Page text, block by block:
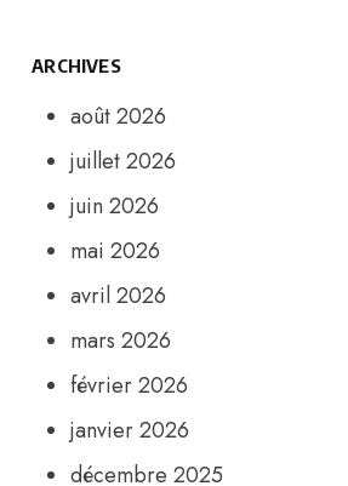
ARCHIVES
août 2026
juillet 2026
juin 2026
mai 2026
avril 2026
mars 2026
février 2026
janvier 2026
décembre 2025